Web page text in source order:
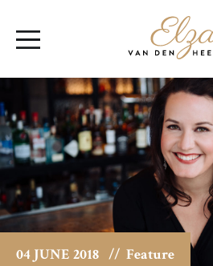
Open
04 JUNE 2018 // Feature